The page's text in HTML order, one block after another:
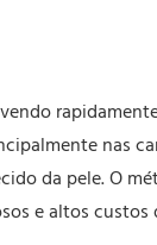
nas
da pele. O
e altos custos